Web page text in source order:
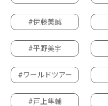
#伊藤美誠
#平野美宇
#ワールドツアー
#戸上隼輔